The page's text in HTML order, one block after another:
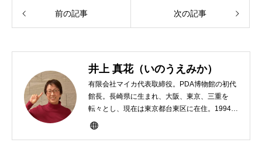
前の記事 次の記事
井上 真花（いのうえみか）
有限会社マイカ代表取締役。PDA博物館の初代
館長。長崎県に生まれ、大阪、東京、三重を
転々とし、現在は東京都台東区に在住。1994年
にHP100LXと出会ったのをきかっけに、フリ